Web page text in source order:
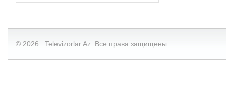
© 2026 Televizorlar.Az. Все права защищены.